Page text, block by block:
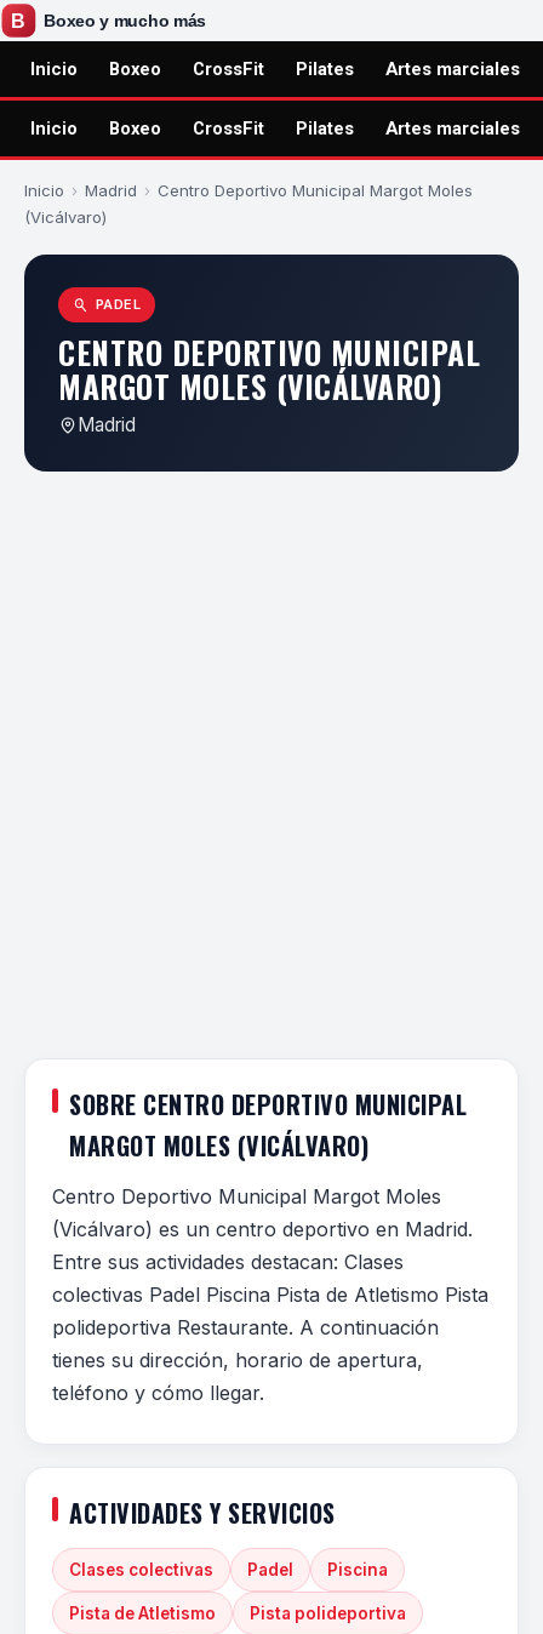
Inicio Boxeo CrossFit Pilates Artes marciales
Inicio Boxeo CrossFit Pilates Artes marciales
Inicio › Madrid › Centro Deportivo Municipal Margot Moles
(Vicálvaro)
PADEL
CENTRO DEPORTIVO MUNICIPAL
MARGOT MOLES (VICÁLVARO)
Madrid
SOBRE CENTRO DEPORTIVO MUNICIPAL
MARGOT MOLES (VICÁLVARO)
Centro Deportivo Municipal Margot Moles
(Vicálvaro) es un centro deportivo en Madrid.
Entre sus actividades destacan: Clases
colectivas Padel Piscina Pista de Atletismo Pista
polideportiva Restaurante. A continuación
tienes su dirección, horario de apertura,
teléfono y cómo llegar.
ACTIVIDADES Y SERVICIOS
Clases colectivas Padel Piscina
Pista de Atletismo Pista polideportiva